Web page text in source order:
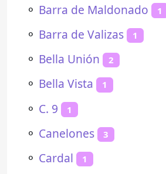
⚬ Barra de Maldonado 1
⚬ Barra de Valizas 1
⚬ Bella Unión 2
⚬ Bella Vista 1
⚬ C. 9 1
⚬ Canelones 3
⚬ Cardal 1